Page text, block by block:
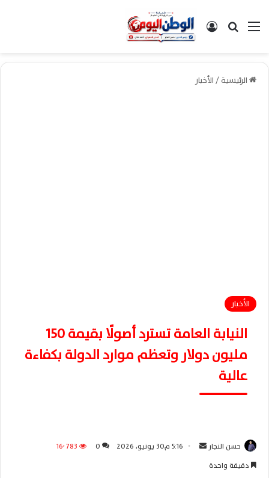
القائمةبحث عن تسجيل الدخول
الرئيسية/الأخبار
الأخبار
النيابة العامة تسترد أصولًا بقيمة 150
مليون دولار وتعظم موارد الدولة بكفاءة
عالية
حسن النجار 5:16 م30 يونيو، 2026 0
16٬783
دقيقة واحدة